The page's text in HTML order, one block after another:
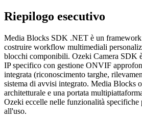
Riepilogo esecutivo
Media Blocks SDK .NET è un
costruire workflow multimediali
blocchi componibili. Ozeki Camera SDK
IP specifico con gestione ONVIF
integrata (riconoscimento targhe,
sistema di avvisi integrato. Media Blocks
architetturale e una portata
Ozeki eccelle nelle funzionalità specifiche
all'uso.